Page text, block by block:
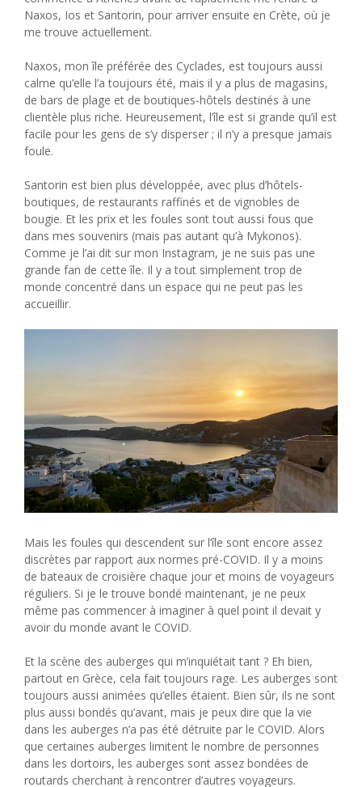
Naxos, Ios et Santorin, pour arriver ensuite en Crète, où je
me trouve actuellement.
Naxos, mon île préférée des Cyclades, est toujours aussi
calme qu’elle l’a toujours été, mais il y a plus de magasins,
de bars de plage et de boutiques-hôtels destinés à une
clientèle plus riche. Heureusement, l’île est si grande qu’il est
facile pour les gens de s’y disperser ; il n’y a presque jamais
foule.
Santorin est bien plus développée, avec plus d’hôtels-
boutiques, de restaurants raffinés et de vignobles de
bougie. Et les prix et les foules sont tout aussi fous que
dans mes souvenirs (mais pas autant qu’à Mykonos).
Comme je l’ai dit sur mon Instagram, je ne suis pas une
grande fan de cette île. Il y a tout simplement trop de
monde concentré dans un espace qui ne peut pas les
accueillir.
Mais les foules qui descendent sur l’île sont encore assez
discrètes par rapport aux normes pré-COVID. Il y a moins
de bateaux de croisière chaque jour et moins de voyageurs
réguliers. Si je le trouve bondé maintenant, je ne peux
même pas commencer à imaginer à quel point il devait y
avoir du monde avant le COVID.
Et la scène des auberges qui m’inquiétait tant ? Eh bien,
partout en Grèce, cela fait toujours rage. Les auberges sont
toujours aussi animées qu’elles étaient. Bien sûr, ils ne sont
plus aussi bondés qu’avant, mais je peux dire que la vie
dans les auberges n’a pas été détruite par le COVID. Alors
que certaines auberges limitent le nombre de personnes
dans les dortoirs, les auberges sont assez bondées de
routards cherchant à rencontrer d’autres voyageurs.